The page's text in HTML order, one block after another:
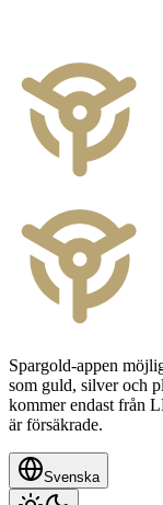
Spargold-appen
som guld, silver och
kommer endast från
är försäkrade.
Svenska